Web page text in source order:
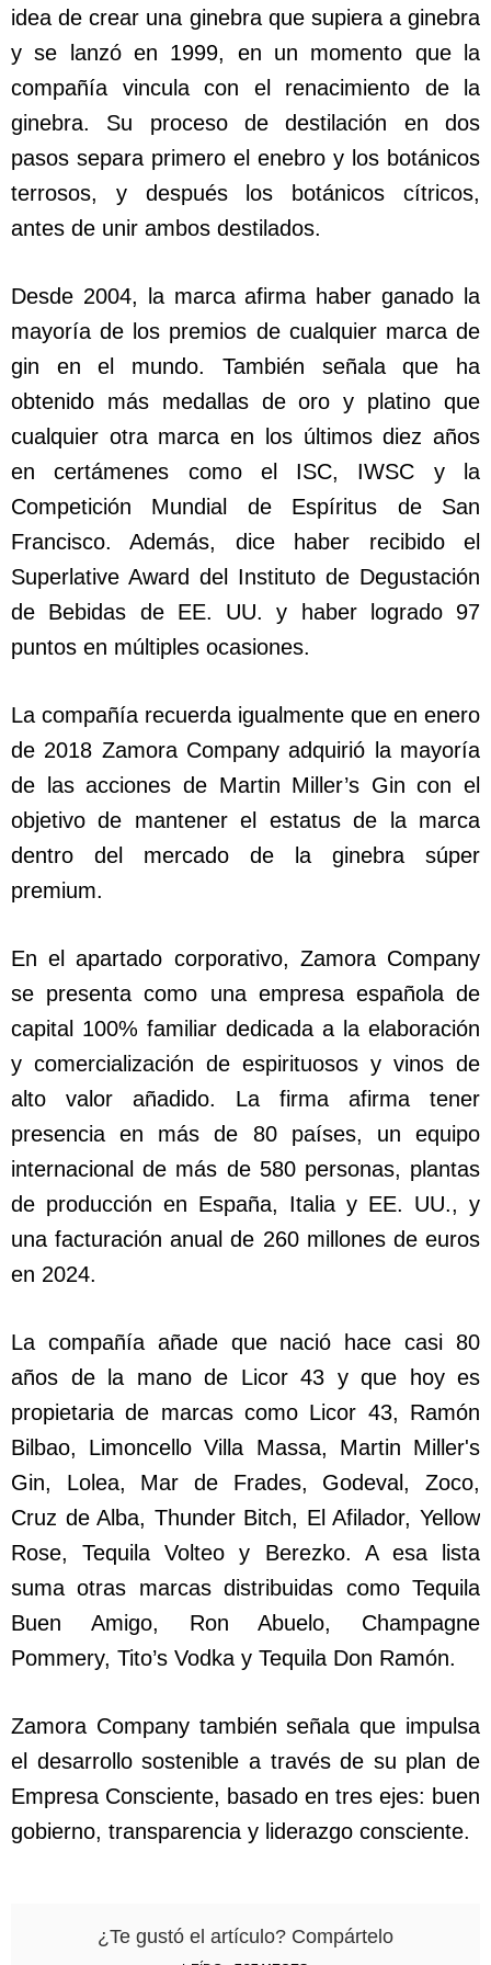
idea de crear una ginebra que supiera a ginebra
y se lanzó en 1999, en un momento que la
compañía vincula con el renacimiento de la
ginebra. Su proceso de destilación en dos
pasos separa primero el enebro y los botánicos
terrosos, y después los botánicos cítricos,
antes de unir ambos destilados.
Desde 2004, la marca afirma haber ganado la
mayoría de los premios de cualquier marca de
gin en el mundo. También señala que ha
obtenido más medallas de oro y platino que
cualquier otra marca en los últimos diez años
en certámenes como el ISC, IWSC y la
Competición Mundial de Espíritus de San
Francisco. Además, dice haber recibido el
Superlative Award del Instituto de Degustación
de Bebidas de EE. UU. y haber logrado 97
puntos en múltiples ocasiones.
La compañía recuerda igualmente que en enero
de 2018 Zamora Company adquirió la mayoría
de las acciones de Martin Miller’s Gin con el
objetivo de mantener el estatus de la marca
dentro del mercado de la ginebra súper
premium.
En el apartado corporativo, Zamora Company
se presenta como una empresa española de
capital 100% familiar dedicada a la elaboración
y comercialización de espirituosos y vinos de
alto valor añadido. La firma afirma tener
presencia en más de 80 países, un equipo
internacional de más de 580 personas, plantas
de producción en España, Italia y EE. UU., y
una facturación anual de 260 millones de euros
en 2024.
La compañía añade que nació hace casi 80
años de la mano de Licor 43 y que hoy es
propietaria de marcas como Licor 43, Ramón
Bilbao, Limoncello Villa Massa, Martin Miller's
Gin, Lolea, Mar de Frades, Godeval, Zoco,
Cruz de Alba, Thunder Bitch, El Afilador, Yellow
Rose, Tequila Volteo y Berezko. A esa lista
suma otras marcas distribuidas como Tequila
Buen Amigo, Ron Abuelo, Champagne
Pommery, Tito’s Vodka y Tequila Don Ramón.
Zamora Company también señala que impulsa
el desarrollo sostenible a través de su plan de
Empresa Consciente, basado en tres ejes: buen
gobierno, transparencia y liderazgo consciente.
¿Te gustó el artículo? Compártelo